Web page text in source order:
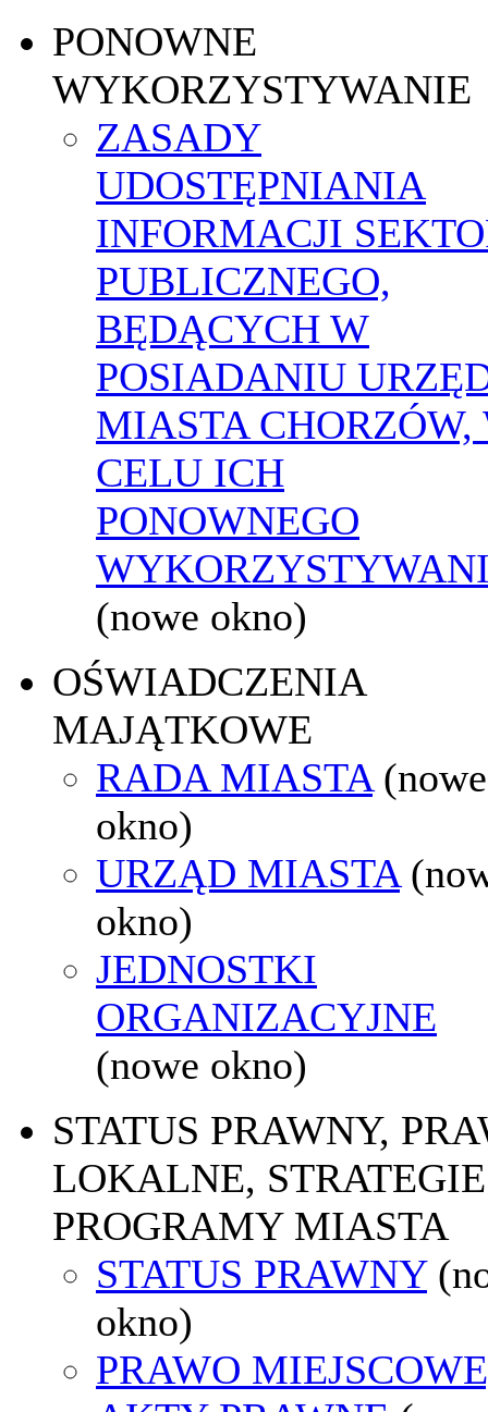
PONOWNE
WYKORZYSTYWANIE
ZASADY
UDOSTĘPNIANIA
INFORMACJI
PUBLICZNEGO,
BĘDĄCYCH W
POSIADANIU
MIASTA CHORZÓW,
CELU ICH
PONOWNEGO
(nowe okno)
OŚWIADCZENIA
MAJĄTKOWE
RADA MIASTA (nowe
okno)
URZĄD MIASTA
okno)
JEDNOSTKI
ORGANIZACYJNE
(nowe okno)
STATUS PRAWNY,
LOKALNE,
PROGRAMY MIASTA
STATUS PRAWNY
okno)
PRAWO